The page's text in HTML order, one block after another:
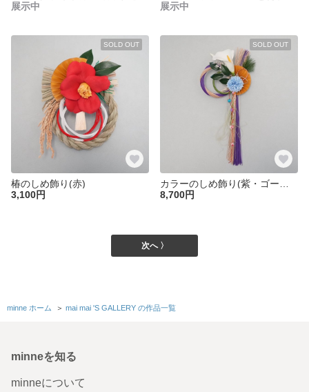
展示中
展示中
SOLD OUT
椿のしめ飾り(赤)
3,100円
SOLD OUT
8,700円
次へ 〉
minne ホーム ＞ mai mai 'S GALLERY の作品一覧
minneを知る
minneについて